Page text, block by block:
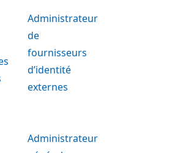
Administrateur
de
fournisseurs
d’identité
externes
Administrateur